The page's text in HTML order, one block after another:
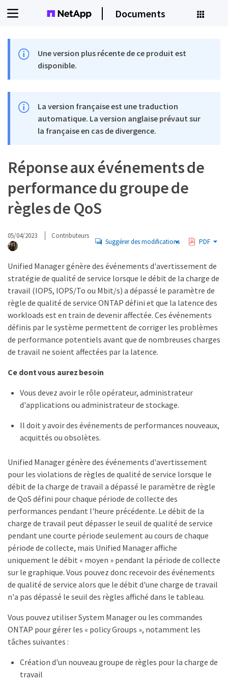
Documents
Une version plus récente de ce produit est
disponible.
La version française est une traduction
automatique. La version anglaise prévaut sur
la française en cas de divergence.
Réponse aux événements de
performance du groupe de
règles de QoS
05/04/2023 Contributeurs
Suggérer des modifications PDF
Unified Manager génère des événements d'avertissement de
stratégie de qualité de service lorsque le débit de la charge de
travail (IOPS, IOPS/To ou Mbit/s) a dépassé le paramètre de
règle de qualité de service ONTAP défini et que la latence des
workloads est en train de devenir affectée. Ces événements
définis par le système permettent de corriger les problèmes
de performance potentiels avant que de nombreuses charges
de travail ne soient affectées par la latence.
Ce dont vous aurez besoin
Vous devez avoir le rôle opérateur, administrateur
d'applications ou administrateur de stockage.
Il doit y avoir des événements de performances nouveaux,
acquittés ou obsolètes.
Unified Manager génère des événements d'avertissement
pour les violations de règles de qualité de service lorsque le
débit de la charge de travail a dépassé le paramètre de règle
de QoS défini pour chaque période de collecte des
performances pendant l'heure précédente. Le débit de la
charge de travail peut dépasser le seuil de qualité de service
pendant une courte période seulement au cours de chaque
période de collecte, mais Unified Manager affiche
uniquement le débit « moyen » pendant la période de collecte
sur le graphique. Vous pouvez donc recevoir des événements
de qualité de service alors que le débit d'une charge de travail
n'a pas dépassé le seuil des règles affiché dans le tableau.
Vous pouvez utiliser System Manager ou les commandes
ONTAP pour gérer les « policy Groups », notamment les
tâches suivantes :
Création d'un nouveau groupe de règles pour la charge de
travail